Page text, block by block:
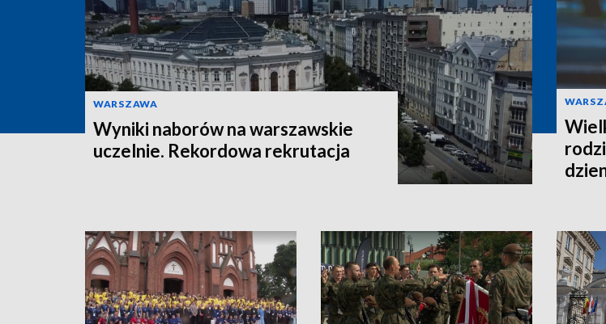
WARSZAWA
Wyniki naborów na warszawskie
uczelnie. Rekordowa rekrutacja